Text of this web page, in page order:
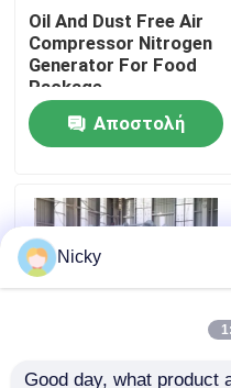
Έλεγχος ποιότητας
Επικοινωνήστε μαζί
Ζητήστε μια προσφορά
Γεννήτρια αζώτου
Oil And Dust Free Air
Compressor Nitrogen
Generator For Food
Package
Αποστολή
Nicky
Good day, what product